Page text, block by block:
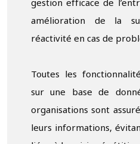
gestion efficace de
amélioration de la
réactivité en cas de
Toutes les
sur une base de
organisations sont
leurs informations,